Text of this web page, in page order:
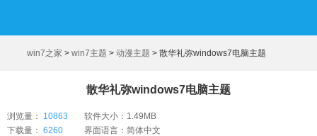
win7之家 > win7主题 > 动漫主题 > 散华礼弥windows7电脑主题
散华礼弥windows7电脑主题
浏览量： 10863
下载量： 6260
软件大小：1.49MB
界面语言：简体中文